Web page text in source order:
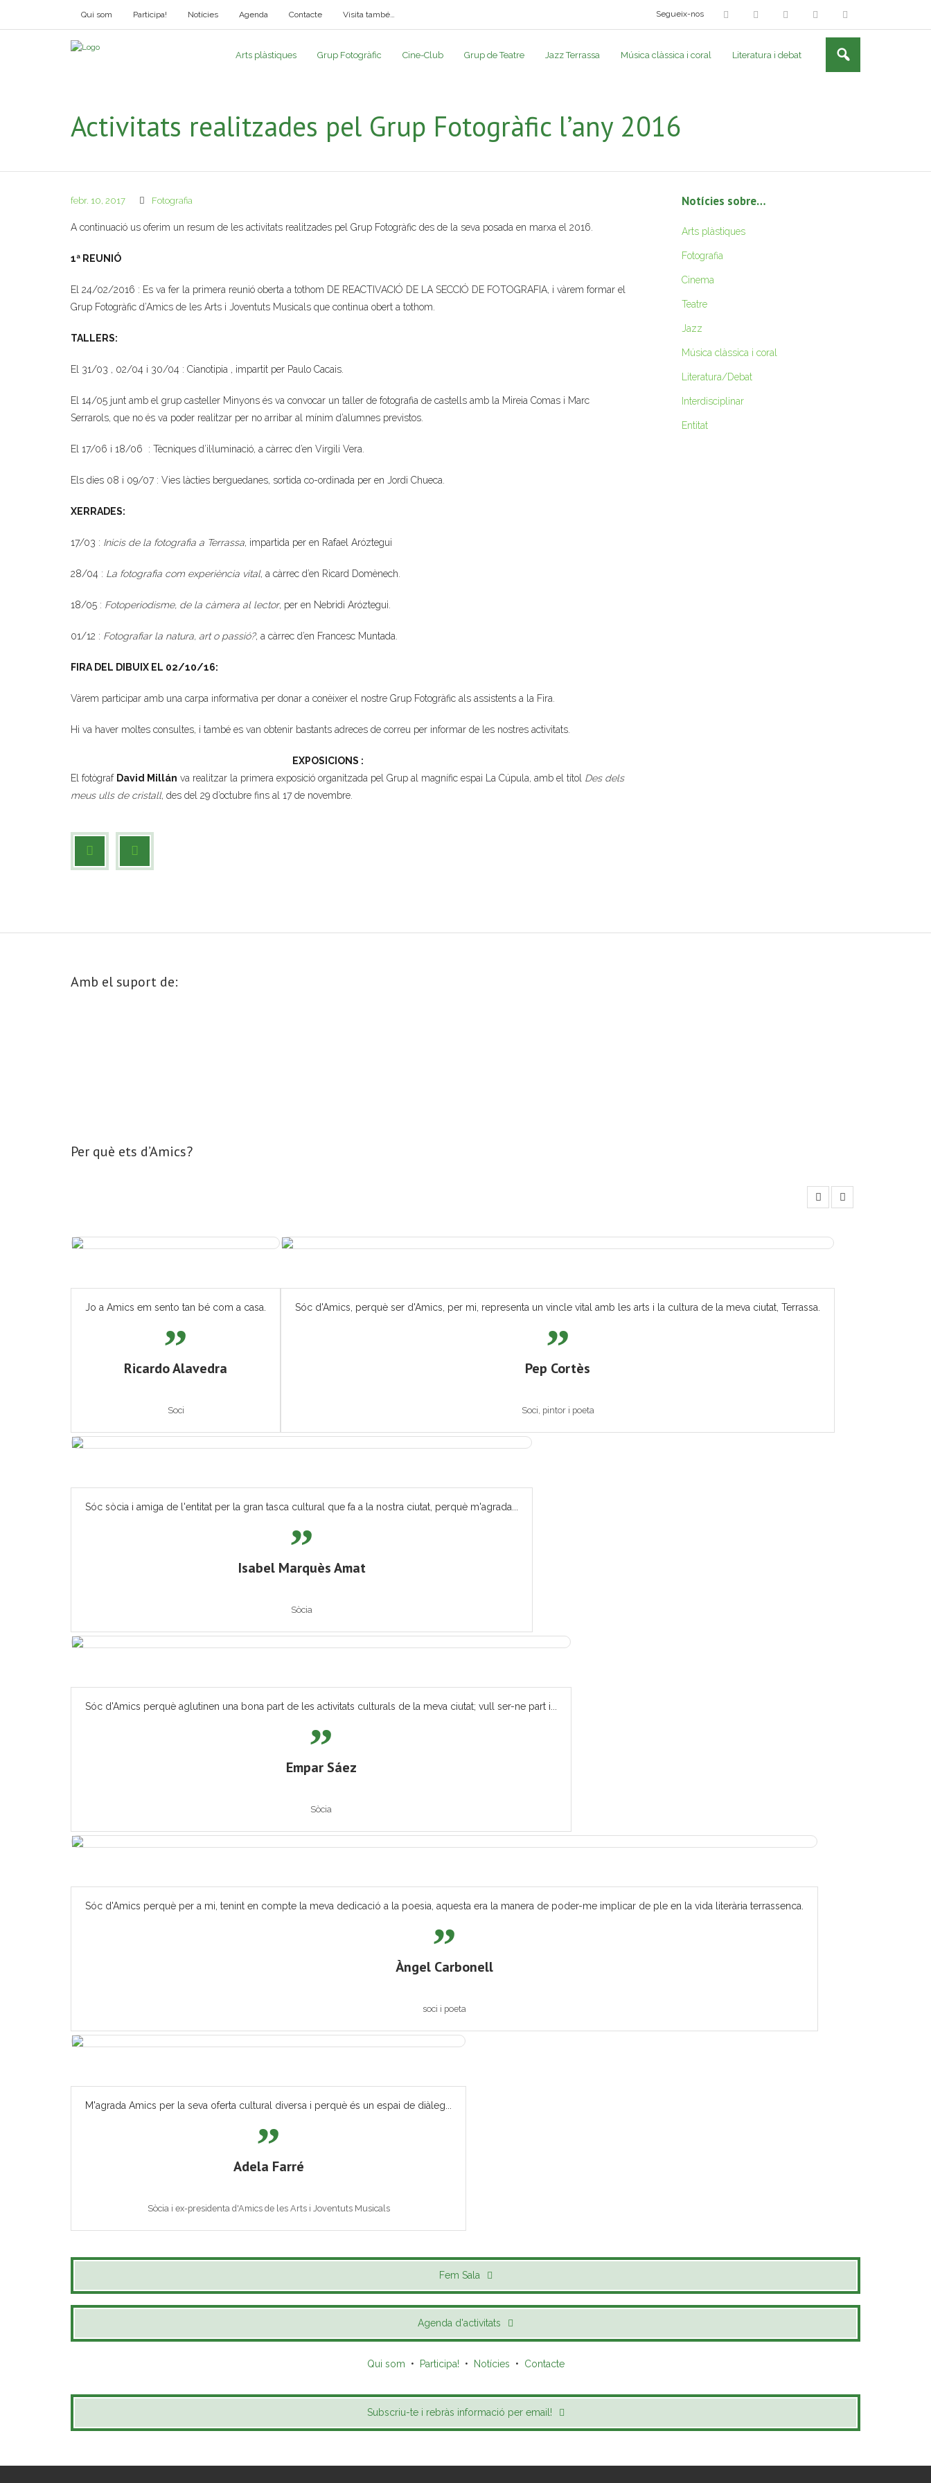
Qui som Participa! Notícies Agenda Contacte Visita també… Segueix-nos
Arts plàstiques Grup Fotogràfic Cine-Club Grup de Teatre Jazz Terrassa Música clàssica i coral Literatura i debat
Activitats realitzades pel Grup Fotogràfic l’any 2016
febr. 10, 2017 Fotografia
A continuació us oferim un resum de les activitats realitzades pel Grup Fotogràfic des de la seva posada en marxa el 2016.
1ª REUNIÓ
El 24/02/2016 : Es va fer la primera reunió oberta a tothom DE REACTIVACIÓ DE LA SECCIÓ DE FOTOGRAFIA, i vàrem formar el
Grup Fotogràfic d’Amics de les Arts i Joventuts Musicals que continua obert a tothom.
TALLERS:
El 31/03 , 02/04 i 30/04 : Cianotipia , impartit per Paulo Cacais.
El 14/05 junt amb el grup casteller Minyons és va convocar un taller de fotografia de castells amb la Mireia Comas i Marc
Serrarols, que no és va poder realitzar per no arribar al mínim d’alumnes previstos.
El 17/06 i 18/06 : Tècniques d’il·luminació, a càrrec d’en Virgili Vera.
Els dies 08 i 09/07 : Vies làcties berguedanes, sortida co-ordinada per en Jordi Chueca.
XERRADES:
17/03 : Inicis de la fotografia a Terrassa, impartida per en Rafael Aróztegui
28/04 : La fotografia com experiència vital, a càrrec d’en Ricard Domènech.
18/05 : Fotoperiodisme, de la càmera al lector, per en Nebridi Aróztegui.
01/12 : Fotografiar la natura, art o passió?, a càrrec d’en Francesc Muntada.
FIRA DEL DIBUIX EL 02/10/16:
Vàrem participar amb una carpa informativa per donar a conèixer el nostre Grup Fotogràfic als assistents a la Fira.
Hi va haver moltes consultes, i també es van obtenir bastants adreces de correu per informar de les nostres activitats.
EXPOSICIONS :
El fotògraf David Millán va realitzar la primera exposició organitzada pel Grup al magnífic espai La Cúpula, amb el títol Des dels
meus ulls de cristall, des del 29 d’octubre fins al 17 de novembre.
Notícies sobre…
Arts plàstiques
Fotografia
Cinema
Teatre
Jazz
Música clàssica i coral
Literatura/Debat
Interdisciplinar
Entitat
Amb el suport de:
Per què ets d’Amics?
Jo a Amics em sento tan bé com a casa.
Ricardo Alavedra
Soci
Sóc d'Amics, perquè ser d'Amics, per mi, representa un vincle vital amb les arts i la cultura de la meva ciutat, Terrassa.
Pep Cortès
Soci, pintor i poeta
Sóc sòcia i amiga de l'entitat per la gran tasca cultural que fa a la nostra ciutat, perquè m'agrada...
Isabel Marquès Amat
Sòcia
Sóc d'Amics perquè aglutinen una bona part de les activitats culturals de la meva ciutat; vull ser-ne part i...
Empar Sáez
Sòcia
Sóc d'Amics perquè per a mi, tenint en compte la meva dedicació a la poesia, aquesta era la manera de poder-me implicar de ple en la vida literària terrassenca.
Àngel Carbonell
soci i poeta
M'agrada Amics per la seva oferta cultural diversa i perquè és un espai de diàleg...
Adela Farré
Sòcia i ex-presidenta d'Amics de les Arts i Joventuts Musicals
Fem Sala
Agenda d'activitats
Qui som • Participa! • Notícies • Contacte
Subscriu-te i rebràs informació per email!